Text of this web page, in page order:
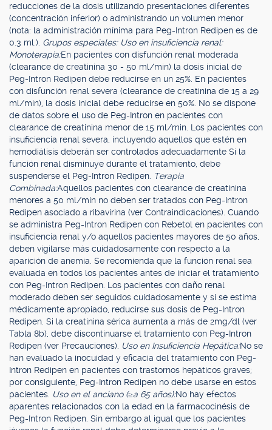
reducciones de la dosis utilizando presentaciones diferentes
(concentración inferior) o administrando un volumen menor
(nota: la administración mínima para Peg-Intron Redipen es de
0.3 ml.). Grupos especiales: Uso en insuficiencia renal:
Monoterapia:En pacientes con disfunción renal moderada
(clearance de creatinina 30 - 50 ml/min) la dosis inicial de
Peg-Intron Redipen debe reducirse en un 25%. En pacientes
con disfunción renal severa (clearance de creatinina de 15 a 29
ml/min), la dosis inicial debe reducirse en 50%. No se dispone
de datos sobre el uso de Peg-Intron en pacientes con
clearance de creatinina menor de 15 ml/min. Los pacientes con
insuficiencia renal severa, incluyendo aquellos que estén en
hemodiálisis deberán ser controlados adecuadamente Si la
función renal disminuye durante el tratamiento, debe
suspenderse el Peg-Intron Redipen. Terapia
Combinada:Aquellos pacientes con clearance de creatinina
menores a 50 ml/min no deben ser tratados con Peg-Intron
Redipen asociado a ribavirina (ver Contraindicaciones). Cuando
se administra Peg-Intron Redipen con Rebetol en pacientes con
insuficiencia renal y/o aquellos pacientes mayores de 50 años,
deben vigilarse más cuidadosamente con respecto a la
aparición de anemia. Se recomienda que la función renal sea
evaluada en todos los pacientes antes de iniciar el tratamiento
con Peg-Intron Redipen. Los pacientes con daño renal
moderado deben ser seguidos cuidadosamente y si se estima
médicamente apropiado, reducirse sus dosis de Peg-Intron
Redipen. Si la creatinina sérica aumenta a más de 2mg/dl (ver
Tabla 8b), debe discontinuarse el tratamiento con Peg-Intron
Redipen (ver Precauciones). Uso en Insuficiencia Hepática:No se
han evaluado la inocuidad y eficacia del tratamiento con Peg-
Intron Redipen en pacientes con trastornos hepáticos graves;
por consiguiente, Peg-Intron Redipen no debe usarse en estos
pacientes. Uso en el anciano (≥a 65 años):No hay efectos
aparentes relacionados con la edad en la farmacocinésis de
Peg-Intron Redipen. Sin embargo al igual que los pacientes